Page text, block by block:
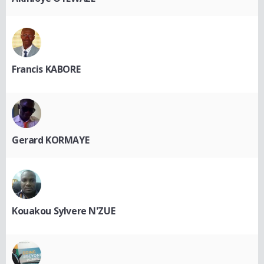
Francis KABORE
Gerard KORMAYE
Kouakou Sylvere N'ZUE